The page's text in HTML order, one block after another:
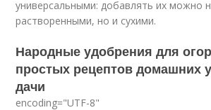
универсальными: добавлять их можно
растворенными, но и сухими.
Народные удобрения для
простых рецептов домашних
дачи
encoding="UTF-8"